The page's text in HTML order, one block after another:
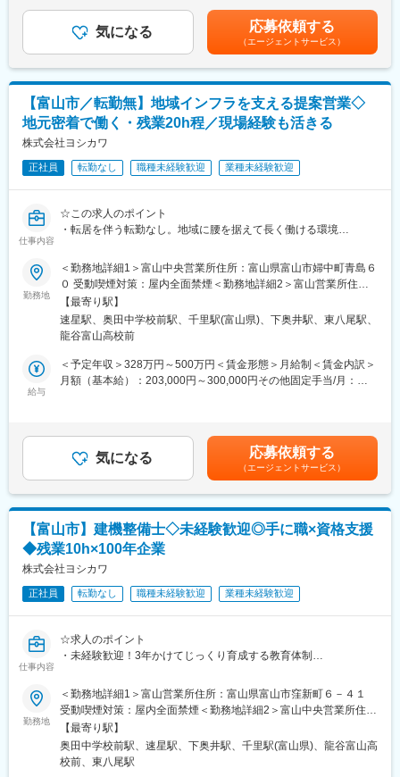
り、お客様と長期的な信頼関係を築いていける環境です。
■ワークライフバランスを整える
残業時間も少なくプライベートを充実できます
従業員の声を集めてみました！
・プールでトレーニング、帰宅後はスポーツ鑑賞！
・帰宅後は習慣である筋トレを。夕食後は子どもたちとお風呂！
・友人との約束など気兼ねなく予定をいれることができ充実！
■当社について
レンタル事業を核に、北陸三県を中心として中部地方に44拠点を
これからも企業理念に込めた「お客様の期待を超える価値の創
造」を進化させてまいります。
変更の範囲：会社の定める業務
【具体的には】
・既存顧客への訪問、ニーズのヒアリング
・機械搬入時の立会い
・返却後の整備部門との連携
・納期やスケジュール調整
※営業といっても新規開拓中心ではなく、お客様・現場・社内の整
備スタッフをつなぐ調整役としての役割が大きい仕事です。
■入社後の流れ
まずは建設機械の名称や用途を学ぶことからスタートします。
先輩社員との同行営業やOJTを通じて業務を覚えていただきま
業界未経験の方でも、生産管理や品質管理、施工管理、物流管理
などで培った調整力やコミュニケーション力を活かして活躍でき
る環境です。
■業務の魅力
工事現場で使用されます。
自分が関わった現場が街の風景として残り、地域発展に貢献して
り、お客様と長期的な信頼関係を築いていける環境です。
■ワークライフバランスを整える
残業時間も少なくプライベートを充実できます
従業員の声を集めてみました！
・プールでトレーニング、帰宅後はスポーツ鑑賞！
・帰宅後は習慣である筋トレを。夕食後は子どもたちとお風呂！
・友人との約束など気兼ねなく予定をいれることができ充実！
■当社について
レンタル事業を核に、北陸三県を中心として中部地方に44拠点を
これからも企業理念に込めた「お客様の期待を超える価値の創
造」を進化させてまいります。
変更の範囲：会社の定める業務
（30,000円／月）■昇給：年1回（4月）※前年度実績：1,400円～
20,400円 ■賞与：年2回（7月・12月）※前年度実績：2.6か月賃金
はあくまでも目安の金額であり、選考を通じて上下する可能性が
あります。月給(月額)は固定手当を含めた表記です。
気になる 応募依頼する
（エージェントサービス）
【富山市／転勤無】地域インフラを支える提案営業◇
地元密着で働く・残業20h程／現場経験も活きる
株式会社ヨシカワ
正社員 転勤なし 職種未経験歓迎 業種未経験歓迎
仕事内容
☆この求人のポイント
・転居を伴う転勤なし。地域に腰を据えて長く働ける環境
・既存顧客中心の営業スタイル
・ICタグで機械管理し業務効率化などDXが進む企業
・扱う機械は地域の発展の貢献できるインフラ整備や建物づくり
■業務内容
建設会社や土木会社など既存取引先を中心に、建設機械や発電機
などのレンタル提案をお任せします。
単に機械を提案するだけでなく、お客様の工事内容や工期、現場
【具体的には】
・既存顧客への訪問、ニーズのヒアリング
・返却後の整備部門との連携
・納期やスケジュール調整
※営業といっても新規開拓中心ではなく、お客様・現場・社内の整
備スタッフをつなぐ調整役としての役割が大きい仕事です。
■入社後の流れ
まずは建設機械の名称や用途を学ぶことからスタートします。
先輩社員との同行営業やOJTを通じて業務を覚えていただきま
す。
などで培った調整力やコミュニケーション力を活かして活躍でき
る環境です。
■業務の魅力
扱う機械は道路・河川・橋梁・建物など、地域インフラを支える
勤務地
＜勤務地詳細1＞富山中央営業所住所：富山県富山市婦中町青島６
０ 受動喫煙対策：屋内全面禁煙＜勤務地詳細2＞富山営業所住
所：富山県富山市窪新町６－４１ 受動喫煙対策：屋内全面禁煙変
更の範囲：会社の定める事業所
【最寄り駅】
速星駅、奥田中学校前駅、千里駅(富山県)、下奥井駅、東八尾駅、
龍谷富山高校前
給与
＜予定年収＞328万円～500万円＜賃金形態＞月給制＜賃金内訳＞
月額（基本給）：203,000円～300,000円その他固定手当/月：
（30,000円／月）■昇給：年1回（4月）※前年度実績：1,400円～
20,400円 ■賞与：年2回（7月・12月）※前年度実績：2.6か月賃金
はあくまでも目安の金額であり、選考を通じて上下する可能性が
あります。月給(月額)は固定手当を含めた表記です。
気になる 応募依頼する
（エージェントサービス）
【富山市】建機整備士◇未経験歓迎◎手に職×資格支援
◆残業10h×100年企業
株式会社ヨシカワ
正社員 転勤なし 職種未経験歓迎 業種未経験歓迎
仕事内容
☆求人のポイント
・未経験歓迎！3年かけてじっくり育成する教育体制
・資格取得費用は会社負担、手に職を実現できる環境
・建機レンタル需要増加により業績安定の成長企業
・ICタグで機械管理！業務効率◎
■採用背景
建設機械の「所有からレンタルへ」という市場変化により、当社
勤務地
＜勤務地詳細1＞富山営業所住所：富山県富山市窪新町６－４１
受動喫煙対策：屋内全面禁煙＜勤務地詳細2＞富山中央営業所住
所：富山県富山市婦中町青島６０ 受動喫煙対策：屋内全面禁煙変
更の範囲：会社の定める事業所
【最寄り駅】
奥田中学校前駅、速星駅、下奥井駅、千里駅(富山県)、龍谷富山高
校前、東八尾駅